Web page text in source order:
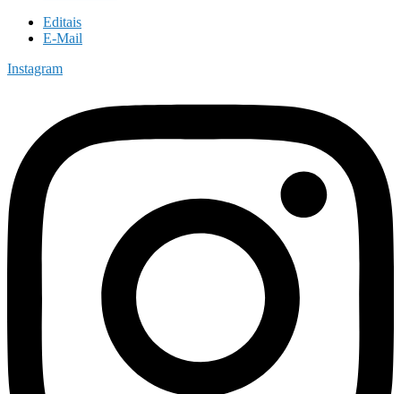
Editais
E-Mail
Instagram